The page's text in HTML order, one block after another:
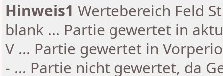
Hinweis1 Wertebereich Feld
blank ... Partie gewertet in
V ... Partie gewertet in
- ... Partie nicht gewertet, da